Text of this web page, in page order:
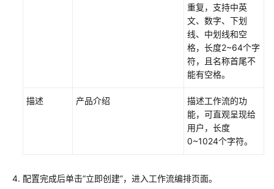
模
件
重复，支持中英
文、数字、下划
线、中划线和空
格，长度2~64个字
符，且名称首尾不
能有空格。
描述 产品介绍
描述工作流的功
能，可直观呈现给
用户，长度
0~1024个字符。
配置完成后单击“立即创建”，进入工作流编排页面。